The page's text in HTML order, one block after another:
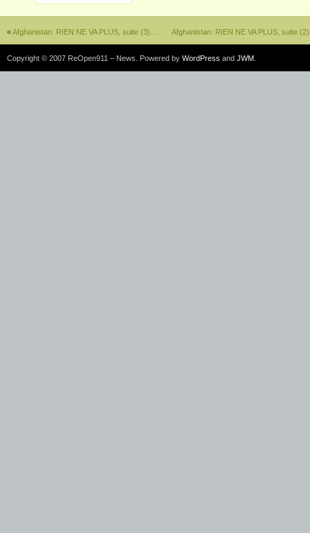
«Afghanistan: RIEN NE VA PLUS, suite (3)… Afghanistan: RIEN NE VA PLUS, suite (2)
Copyright © 2007 ReOpen911 – News. Powered by WordPress and JWM